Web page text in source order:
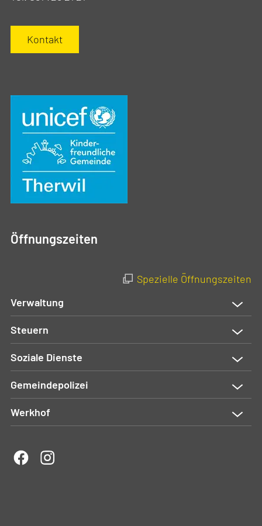
Kontakt
Öffnungszeiten
Spezielle Öffnungszeiten
Verwaltung
Steuern
Soziale Dienste
Gemeindepolizei
Werkhof